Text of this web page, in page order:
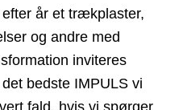
år et trækplaster,
og andre med
inviteres
bedste IMPULS vi